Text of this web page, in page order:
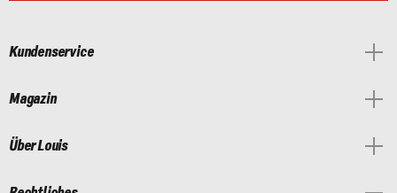
Kundenservice
Magazin
Über Louis